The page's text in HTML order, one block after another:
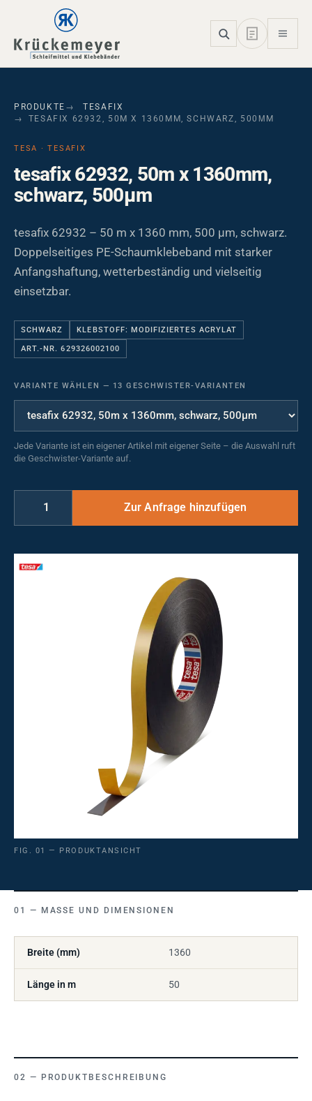
Skip to main navigation
Skip to main content
Skip to page footer
PRODUKTE
TESAFIX
TESAFIX 62932, 50M X 1360MM, SCHWARZ, 500ΜM
TESA · TESAFIX
tesafix 62932, 50m x 1360mm,
schwarz, 500µm
tesafix 62932 – 50 m x 1360 mm, 500 µm, schwarz.
Doppelseitiges PE-Schaumklebeband mit starker
Anfangshaftung, wetterbeständig und vielseitig
einsetzbar.
SCHWARZ KLEBSTOFF: MODIFIZIERTES ACRYLAT
ART.-NR. 629326002100
VARIANTE WÄHLEN — 13 GESCHWISTER-VARIANTEN
Jede Variante ist ein eigener Artikel mit eigener Seite – die Auswahl ruft
die Geschwister-Variante auf.
FIG. 01 — PRODUKTANSICHT
MASSE UND DIMENSIONEN
Breite (mm) 1360
Länge in m 50
PRODUKTBESCHREIBUNG